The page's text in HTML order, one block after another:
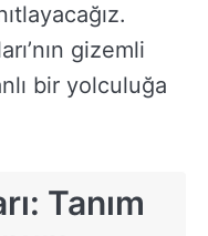
gizemli
bir yolculuğa
Tanım